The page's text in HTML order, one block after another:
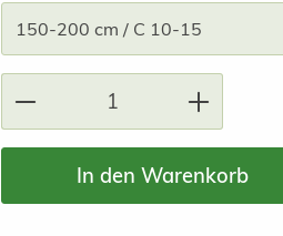
Produkt Anzahl: Gib
In den Warenkorb